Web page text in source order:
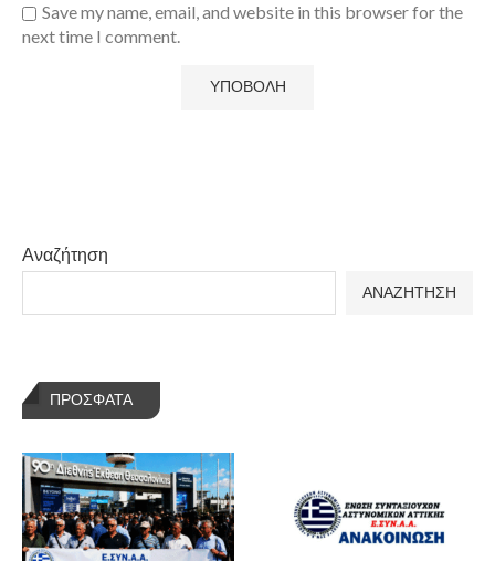
Save my name, email, and website in this browser for the
next time I comment.
Αναζήτηση
ΑΝΑΖΗΤΗΣΗ
ΠΡΌΣΦΑΤΑ